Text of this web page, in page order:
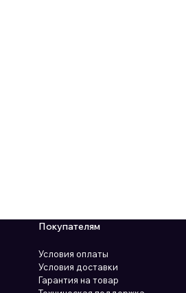
Покупателям
Условия оплаты
Условия доставки
Гарантия на товар